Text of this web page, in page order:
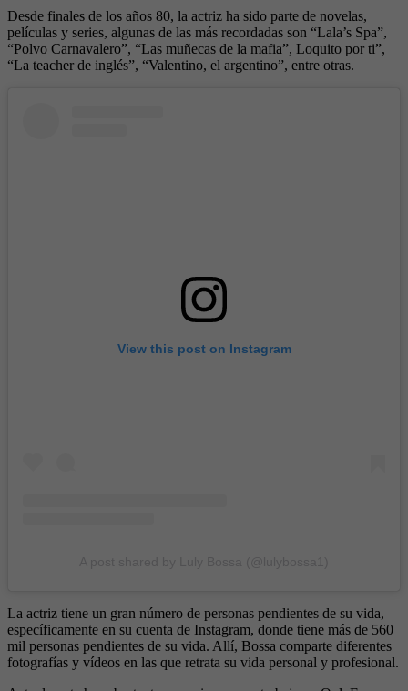
Desde finales de los años 80, la actriz ha sido parte de novelas,
películas y series, algunas de las más recordadas son “Lala’s Spa”,
“Polvo Carnavalero”, “Las muñecas de la mafia”, Loquito por ti”,
“La teacher de inglés”, “Valentino, el argentino”, entre otras.
View this post on Instagram
La actriz tiene un gran número de personas pendientes de su vida,
específicamente en su cuenta de Instagram, donde tiene más de 560
mil personas pendientes de su vida. Allí, Bossa comparte diferentes
fotografías y vídeos en las que retrata su vida personal y profesional.